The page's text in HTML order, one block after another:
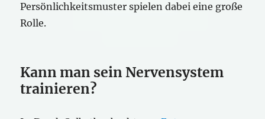
Persönlichkeitsmuster spielen dabei eine große
Rolle.
Kann man sein Nervensystem
trainieren?